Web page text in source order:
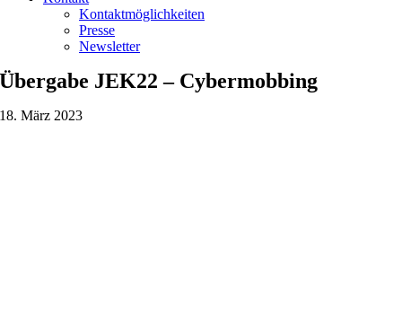
Kontaktmöglichkeiten
Presse
Newsletter
Übergabe JEK22 – Cybermobbing
18. März 2023